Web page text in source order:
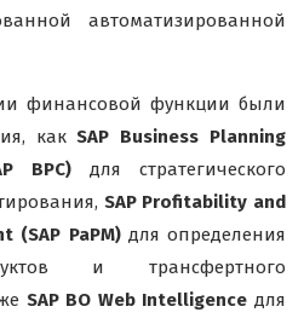
автоматизированной
финансовой функции были
какSAP Business Planning
BPC) для стратегического
SAP Profitability and
(SAP PaPM)для определения
и трансфертного
SAP BO Web Intelligence для